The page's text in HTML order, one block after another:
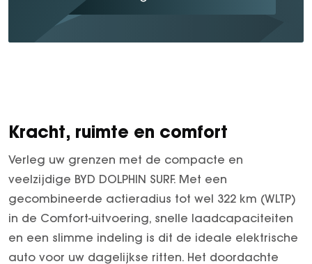
Kracht, ruimte en comfort
Verleg uw grenzen met de compacte en
veelzijdige BYD DOLPHIN SURF. Met een
gecombineerde actieradius tot wel 322 km (WLTP)
in de Comfort-uitvoering, snelle laadcapaciteiten
en een slimme indeling is dit de ideale elektrische
auto voor uw dagelijkse ritten. Het doordachte